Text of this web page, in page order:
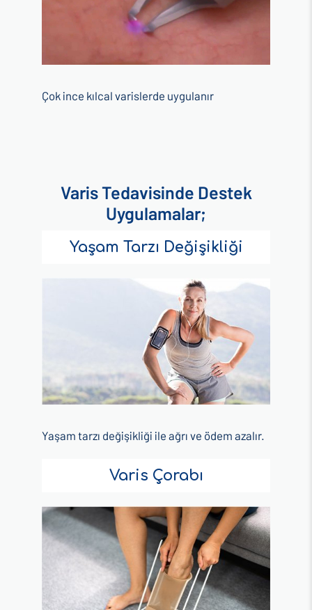
Çok ince kılcal varislerde uygulanır
Varis Tedavisinde Destek
Uygulamalar;
Yaşam Tarzı Değişikliği
Yaşam tarzı değişikliği ile ağrı ve ödem azalır.
Varis Çorabı